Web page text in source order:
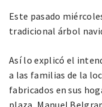
Este pasado
tradicional árbol
Así lo explicó el
a las familias de la
fabricados en sus
plaza, Manuel